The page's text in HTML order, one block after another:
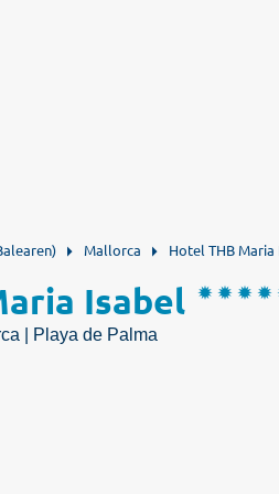
Mallorca Hotel THB Maria
Isabel
| Playa de Palma